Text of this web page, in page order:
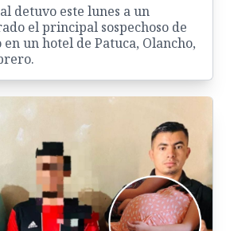
detuvo este lunes a un
el principal sospechoso de
un hotel de Patuca, Olancho,